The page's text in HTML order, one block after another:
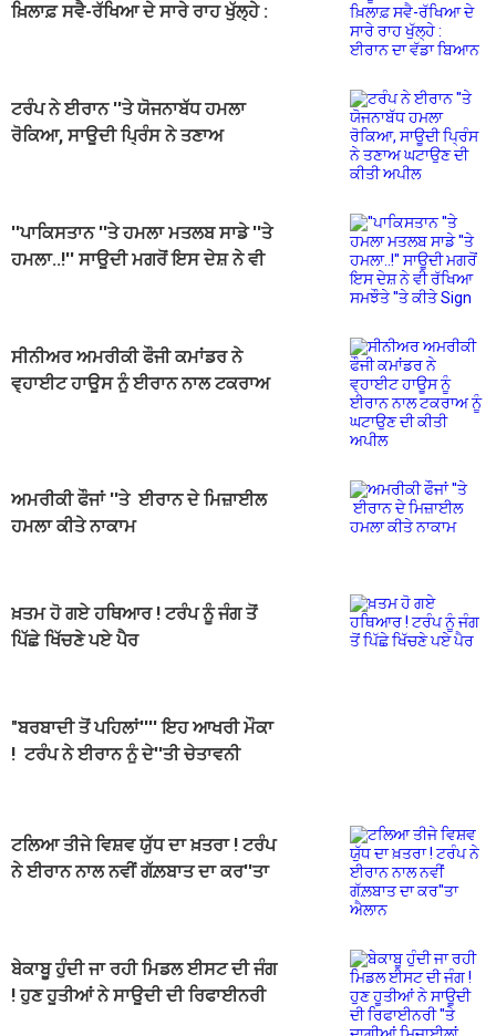
ਖ਼ਿਲਾਫ਼ ਸਵੈ-ਰੱਖਿਆ ਦੇ ਸਾਰੇ ਰਾਹ ਖੁੱਲ੍ਹੇ :
ਟਰੰਪ ਨੇ ਈਰਾਨ ''ਤੇ ਯੋਜਨਾਬੱਧ ਹਮਲਾ
ਰੋਕਿਆ, ਸਾਊਦੀ ਪ੍ਰਿੰਸ ਨੇ ਤਣਾਅ
''ਪਾਕਿਸਤਾਨ ''ਤੇ ਹਮਲਾ ਮਤਲਬ ਸਾਡੇ ''ਤੇ
ਹਮਲਾ..!'' ਸਾਊਦੀ ਮਗਰੋਂ ਇਸ ਦੇਸ਼ ਨੇ ਵੀ
ਸੀਨੀਅਰ ਅਮਰੀਕੀ ਫੌਜੀ ਕਮਾਂਡਰ ਨੇ
ਵ੍ਹਾਈਟ ਹਾਊਸ ਨੂੰ ਈਰਾਨ ਨਾਲ ਟਕਰਾਅ
ਅਮਰੀਕੀ ਫੌਜਾਂ ''ਤੇ ਈਰਾਨ ਦੇ ਮਿਜ਼ਾਈਲ
ਹਮਲਾ ਕੀਤੇ ਨਾਕਾਮ
ਖ਼ਤਮ ਹੋ ਗਏ ਹਥਿਆਰ ! ਟਰੰਪ ਨੂੰ ਜੰਗ ਤੋਂ
ਪਿੱਛੇ ਖਿੱਚਣੇ ਪਏ ਪੈਰ
"ਬਰਬਾਦੀ ਤੋਂ ਪਹਿਲਾਂ'''' ਇਹ ਆਖਰੀ ਮੌਕਾ
! ਟਰੰਪ ਨੇ ਈਰਾਨ ਨੂੰ ਦੇ''ਤੀ ਚੇਤਾਵਨੀ
ਟਲਿਆ ਤੀਜੇ ਵਿਸ਼ਵ ਯੁੱਧ ਦਾ ਖ਼ਤਰਾ ! ਟਰੰਪ
ਨੇ ਈਰਾਨ ਨਾਲ ਨਵੀਂ ਗੱਲ਼ਬਾਤ ਦਾ ਕਰ''ਤਾ
ਬੇਕਾਬੂ ਹੁੰਦੀ ਜਾ ਰਹੀ ਮਿਡਲ ਈਸਟ ਦੀ ਜੰਗ
! ਹੁਣ ਹੂਤੀਆਂ ਨੇ ਸਾਊਦੀ ਦੀ ਰਿਫਾਈਨਰੀ